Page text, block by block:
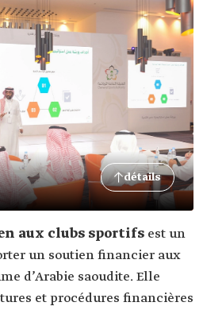
détails
aux clubs sportifs est un
un soutien financier aux
d’Arabie saoudite. Elle
et procédures financières